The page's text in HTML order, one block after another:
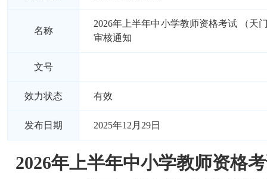
名称
2026年上半年中小学教师资格考试 （天
审核通知
文号
效力状态 有效
发布日期 2025年12月29日
2026年上半年中小学教师资格